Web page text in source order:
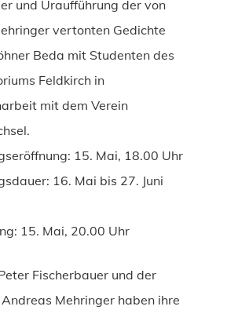
und Uraufführung der von
vertonten Gedichte
Beda mit Studenten des
Feldkirch in
mit dem Verein
15. Mai, 18.00 Uhr
16. Mai bis 27. Juni
15. Mai, 20.00 Uhr
Fischerbauer und der
Mehringer haben ihre